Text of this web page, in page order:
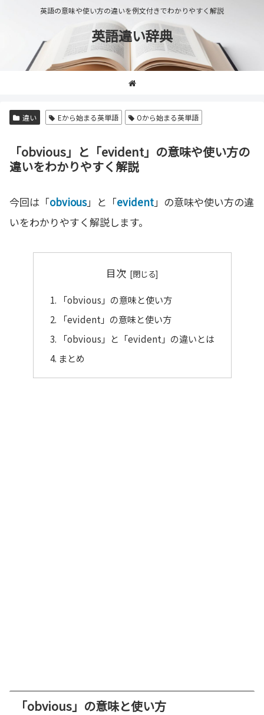
英語の意味や使い方の違いを例文付きでわかりやすく解説
英語違い辞典
違い Eから始まる英単語 Oから始まる英単語
「obvious」と「evident」の意味や使い方の
違いをわかりやすく解説
今回は「obvious」と「evident」の意味や使い方の違
いをわかりやすく解説します。
目次
「obvious」の意味と使い方
「evident」の意味と使い方
「obvious」と「evident」の違いとは
まとめ
「obvious」の意味と使い方